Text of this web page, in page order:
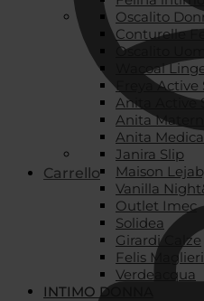
Carrello
Oscalito
Conturelle
Oscalito
Wacoal
Freya Active
Anita Active
Anita
Anita
Janira Slip
Maison
Vanilla
Outlet Imec
Solidea
Girardi Calze
Felis
Verdeacqua
INTIMO DONNA